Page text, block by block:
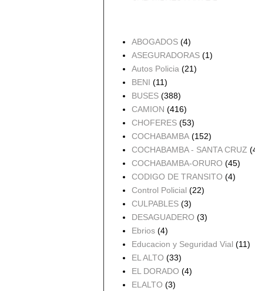
ABOGADOS (4)
ASEGURADORAS (1)
Autos Policia (21)
BENI (11)
BUSES (388)
CAMION (416)
CHOFERES (53)
COCHABAMBA (152)
COCHABAMBA - SANTA CRUZ
COCHABAMBA-ORURO (45)
CODIGO DE TRANSITO (4)
Control Policial (22)
CULPABLES (3)
DESAGUADERO (3)
Ebrios (4)
Educacion y Seguridad Vial (11)
EL ALTO (33)
EL DORADO (4)
ELALTO (3)